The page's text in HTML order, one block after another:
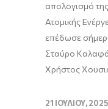
απολογισμό
Ατομικής
επέδωσε
Σταύρο
Χρήστος
21 ΙΟΥΛΊΟΥ, 2025